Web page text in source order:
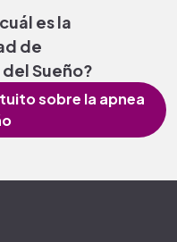
es la
de
Sueño?
sobre la apnea